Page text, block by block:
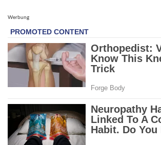
Werbung